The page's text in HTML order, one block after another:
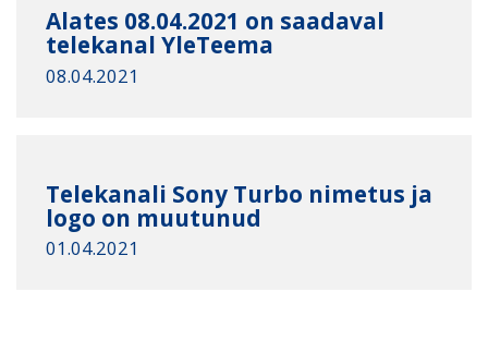
Alates 08.04.2021 on saadaval
telekanal YleTeema
08.04.2021
Тelekanali Sony Turbo nimetus ja
logo on muutunud
01.04.2021